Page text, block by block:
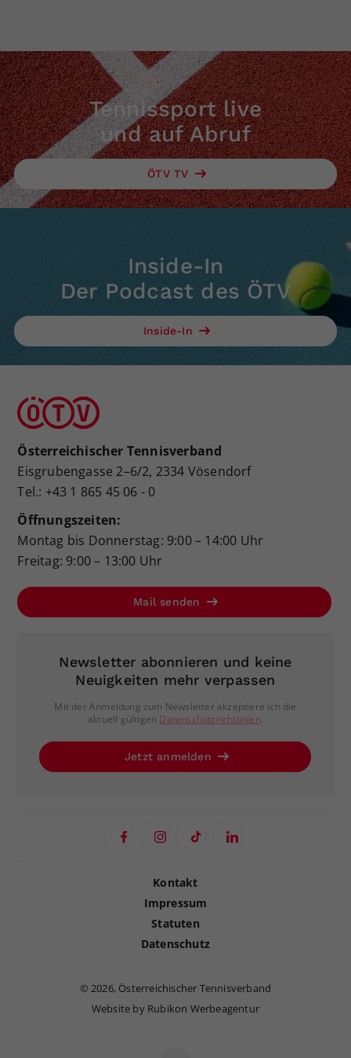
Tennissport live
und auf Abruf
ÖTV TV
Inside-In
Der Podcast des ÖTV
Inside-In
Österreichischer Tennisverband
Eisgrubengasse 2–6/2, 2334 Vösendorf
Tel.: +43 1 865 45 06 - 0
Öffnungszeiten:
Montag bis Donnerstag: 9:00 – 14:00 Uhr
Freitag: 9:00 – 13:00 Uhr
Mail senden
Newsletter abonnieren und keine
Neuigkeiten mehr verpassen
Mit der Anmeldung zum Newsletter akzeptiere ich die
aktuell gültigen Datenschutzrichtlinien.
Jetzt anmelden
Kontakt
Impressum
Statuten
Datenschutz
©2026, Österreichischer Tennisverband
Website by Rubikon Werbeagentur